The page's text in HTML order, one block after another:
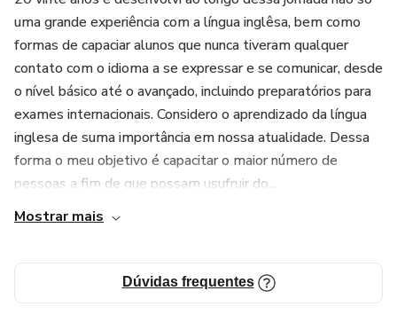
uma grande experiência com a língua inglêsa, bem como
formas de capaciar alunos que nunca tiveram qualquer
contato com o idioma a se expressar e se comunicar, desde
o nível básico até o avançado, incluindo preparatórios para
exames internacionais. Considero o aprendizado da língua
inglesa de suma importância em nossa atualidade. Dessa
forma o meu objetivo é capacitar o maior número de
pessoas a fim de que possam usufruir do...
Mostrar mais
Dúvidas frequentes